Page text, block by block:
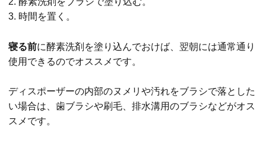
3. 時間を置く。
寝る前に酵素洗剤を塗り込んでおけば、翌朝には通常通り
使用できるのでオススメです。
ディスポーザーの内部のヌメリや汚れをブラシで落とした
い場合は、歯ブラシや刷毛、排水溝用のブラシなどがオス
スメです。